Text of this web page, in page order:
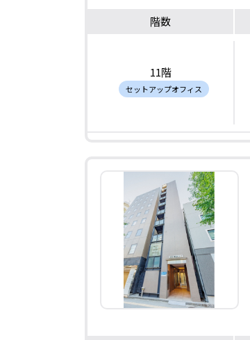
階数
11階
セットアップオフィス